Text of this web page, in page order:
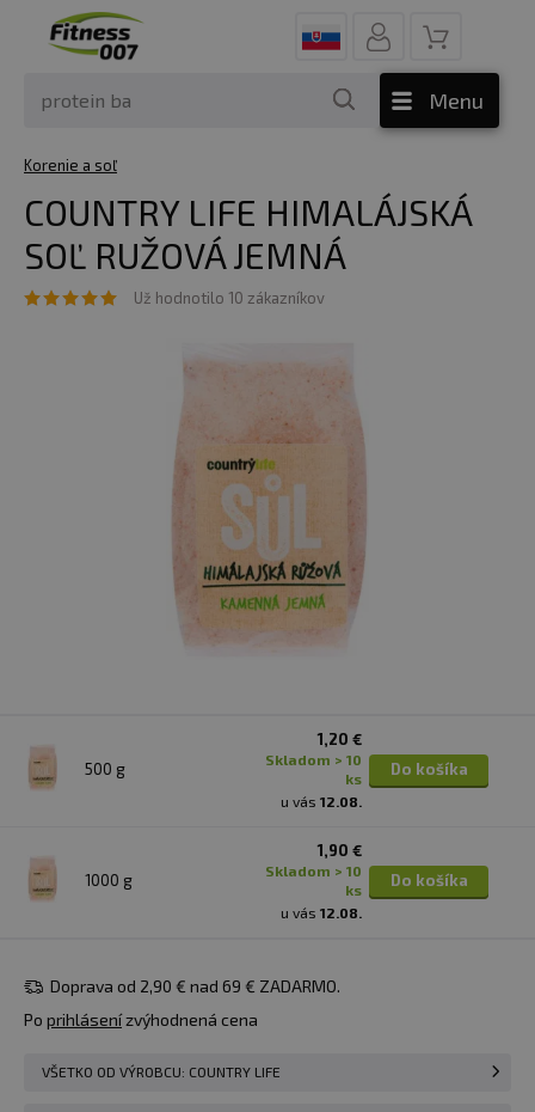
Menu
Korenie a soľ
COUNTRY LIFE HIMALÁJSKÁ
SOĽ RUŽOVÁ JEMNÁ
Už hodnotilo 10 zákazníkov
500 g
1,20 €
skladom > 10
ks
u vás 12.08.
Do košíka
1000 g
1,90 €
skladom > 10
ks
u vás 12.08.
Do košíka
Doprava od 2,90 € nad 69 € ZADARMO.
Po prihlásenízvýhodnená cena
VŠETKO OD VÝROBCU: COUNTRY LIFE